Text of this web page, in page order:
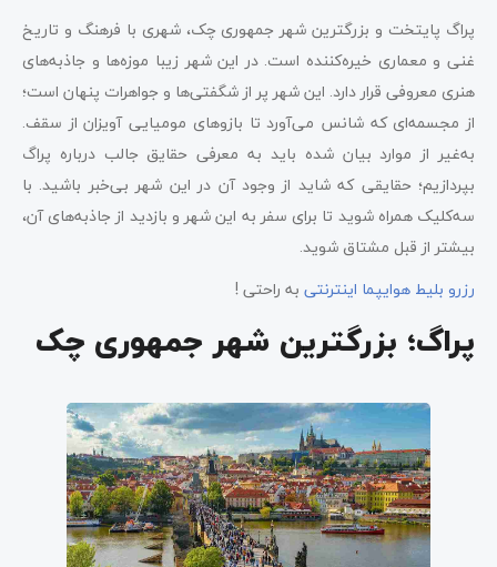
پراگ پایتخت و بزرگترین شهر جمهوری چک، شهری با فرهنگ و تاریخ
غنی و معماری خیره‌کننده است. در این شهر زیبا موزه‌ها و جاذبه‌های
هنری معروفی قرار دارد. این شهر پر از شگفتی‌ها و جواهرات پنهان است؛
از مجسمه‌ای که شانس می‌آورد تا بازوهای مومیایی آویزان از سقف.
به‌غیر از موارد بیان شده باید به معرفی حقایق جالب درباره پراگ
بپردازیم؛ حقایقی که شاید از وجود آن در این شهر بی‌خبر باشید. با
سه‌کلیک همراه شوید تا برای سفر به این شهر و بازدید از جاذبه‌های آن،
بیشتر از قبل مشتاق شوید.
رزرو بلیط هوایپما اینترنتی به راحتی !
پراگ؛ بزرگترین شهر جمهوری چک